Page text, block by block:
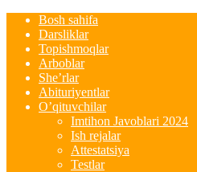
Bosh sahifa
Darsliklar
Topishmoqlar
Arboblar
She’rlar
Abituriyentlar
O’qituvchilar
Imtihon Javoblari 2024
Ish rejalar
Attestatsiya
Testlar